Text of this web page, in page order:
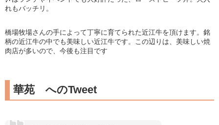
れもバッチリ。
橋場牧場さんの手によって丁寧に育てられた近江牛を頂けます。銘
柄の近江牛の中でも美味しい近江牛です。この辺りは、美味しい焼
肉店が多いので、今後も注目です
華苑 へのTweet